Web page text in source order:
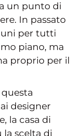
un punto di
In passato
per tutti
piano, ma
proprio per il
designer
la casa di
scelta di